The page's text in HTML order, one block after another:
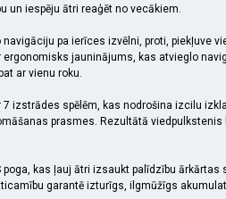
un iespēju ātri reaģēt no vecākiem.
pa ierīces izvēlni, proti,
jauninājums, kas atvieglo
ar vienu roku.
7 izstrādes spēlēm, kas nodrošina izcilu
prasmes. Rezultātā
poga, kas ļauj ātri izsaukt palīdzību
garantē izturīgs, ilgmūžīgs